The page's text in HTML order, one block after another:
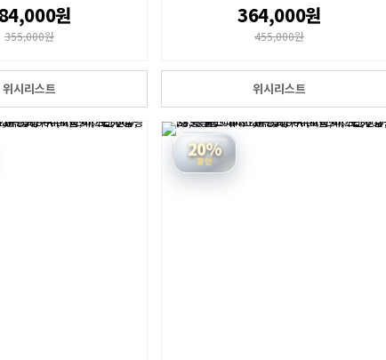
원
355,000원
위시리스트
364,000원
455,000원
위시리스트
20%
할인